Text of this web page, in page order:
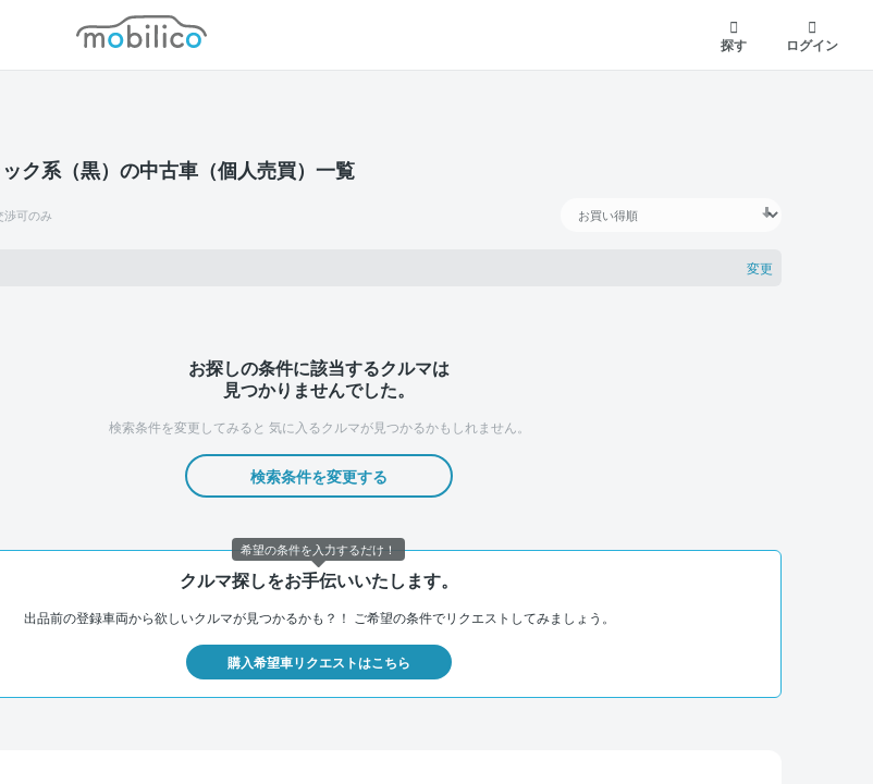
モビリコ
探す
ログイン
ク系（黒）の中古車（個人売買）一覧
渉可のみ
変更
お探しの条件に該当するクルマは
見つかりませんでした。
検索条件を変更してみると 気に入るクルマが見つかるかもしれません。
検索条件を変更する
クルマ探しをお手伝いいたします。
出品前の登録車両から欲しいクルマが見つかるかも？！ ご希望の条件でリクエストしてみましょう。
購入希望車リクエストはこちら
希望の条件を入力するだけ！